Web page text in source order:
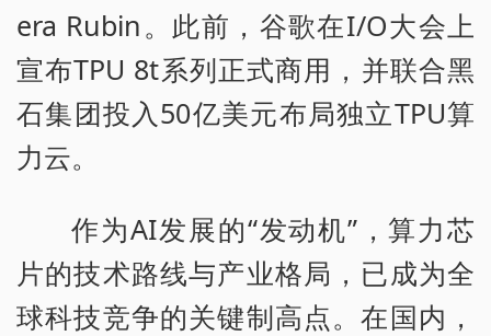
era Rubin。此前，谷歌在I/O大会上
宣布TPU 8t系列正式商用，并联合黑
石集团投入50亿美元布局独立TPU算
力云。
作为AI发展的“发动机”，算力芯
片的技术路线与产业格局，已成为全
球科技竞争的关键制高点。在国内，